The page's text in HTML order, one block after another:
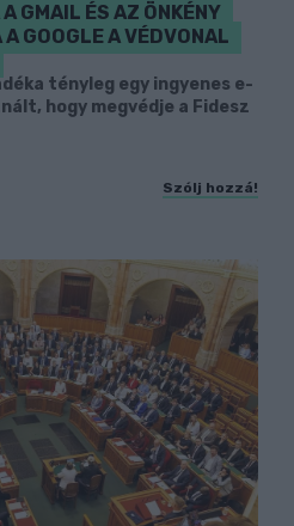
GMAIL ÉS AZ ÖNKÉNY
GOOGLE A VÉDVONAL
tényleg egy ingyenes e-
hogy megvédje a Fidesz
Szólj hozzá!